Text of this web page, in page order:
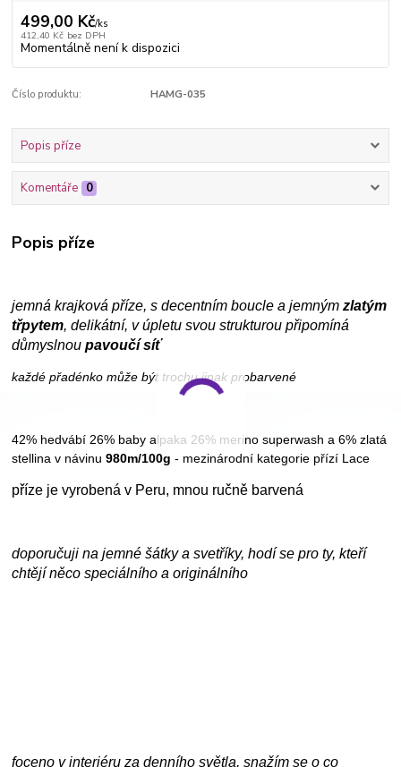
499,00 Kč/ks
412,40 Kč bez DPH
Momentálně není k dispozici
Číslo produktu: HAMG-035
Popis příze
Komentáře 0
Popis příze
jemná krajková příze, s decentním boucle a jemnýmzlatým
třpytem, delikátní, v úpletu svou strukturou připomíná
důmyslnoupavoučí síť
každé přadénko může být trochu jinak probarvené
42% hedvábí 26% baby alpaka 26% merino superwash a 6% zlatá
stellina v návinu980m/100g- mezinárodní kategorie přízí Lace
příze je vyrobená v Peru, mnou ručně barvená
doporučuji na jemné šátky a svetříky, hodí se pro ty, kteří
chtějí něco speciálního a originálního
foceno v interiéru za denního světla, snažím se o co